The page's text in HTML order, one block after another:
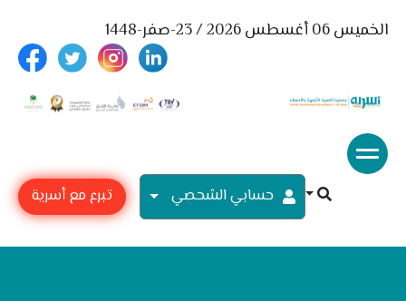
الخميس 06 أغسطس 2026 / 23-صفر-1448
حسابي الشحصي تبرع مع أسرية